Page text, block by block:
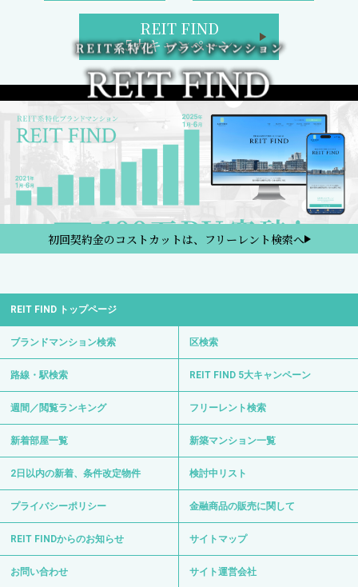
REIT FIND
5大キャンペーン
初回契約金のコストカットは、フリーレント検索へ
REIT FIND トップページ
ブランドマンション検索 区検索
路線・駅検索 REIT FIND 5大キャンペーン
週間／閲覧ランキング フリーレント検索
新着部屋一覧 新築マンション一覧
2日以内の新着、条件改定物件 検討中リスト
プライバシーポリシー 金融商品の販売に関して
REIT FINDからのお知らせ サイトマップ
お問い合わせ サイト運営会社